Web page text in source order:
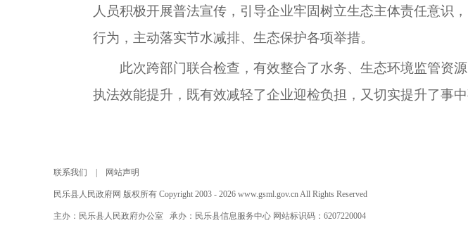
人员积极开展普法宣传，引导企业牢固树立生态主体责任意识
行为，主动落实节水减排、生态保护各项举措。
此次跨部门联合检查，有效整合了水务、生态环境监管资
执法效能提升，既有效减轻了企业迎检负担，又切实提升了事
联系我们 网站声明
民乐县人民政府网 版权所有 Copyright 2003 - 2026 www.gsml.gov.cn All Rights Reserved
主办：民乐县人民政府办公室 承办：民乐县信息服务中心 网站标识码：6207220004